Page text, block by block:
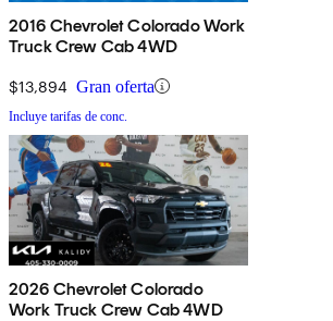
2016 Chevrolet Colorado Work
Truck Crew Cab 4WD
$13,894 Gran oferta
Incluye tarifas de conc.
2026 Chevrolet Colorado
Work Truck Crew Cab 4WD